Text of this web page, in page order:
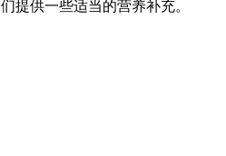
提供一些适当的营养补充。